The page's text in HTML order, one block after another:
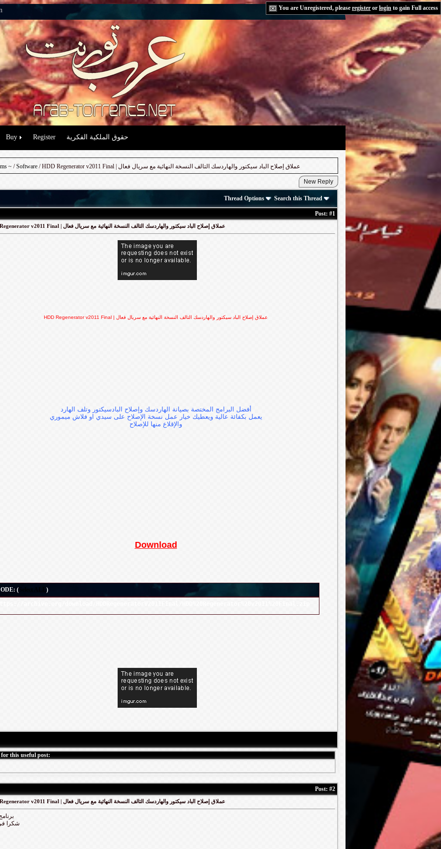
You are Unregistered, please register or login to gain Full access
Buy Register حقوق الملكية الفكرية
~ /Software / HDD Regenerator v2011 Final | عملاق إصلاح الباد سيكتور والهاردسك التالف النسخة النهائية مع سريال فعال
Thread Options Search this Thread
Post: #1
HDD Regenerator v2011 Final | عملاق إصلاح الباد سيكتور والهاردسك التالف النسخة النهائية مع سريال فعال
HDD Regenerator v2011 Final | عملاق إصلاح الباد سيكتور والهاردسك التالف النسخة النهائية مع سريال فعال
أفضل البرامج المختصة بصيانة الهاردسك وإصلاح البادسيكتور وتلف الهارد
يعمل بكفائة عالية ويعطيك خيار عمل نسخة الإصلاح على سيدي او فلاش ميموري
والإقلاع منها للإصلاح
Download
(Select ALL )
this useful post:
Post: #2
HDD Regenerator v2011 Final | عملاق إصلاح الباد سيكتور والهاردسك التالف النسخة النهائية مع سريال فعال
شكرا